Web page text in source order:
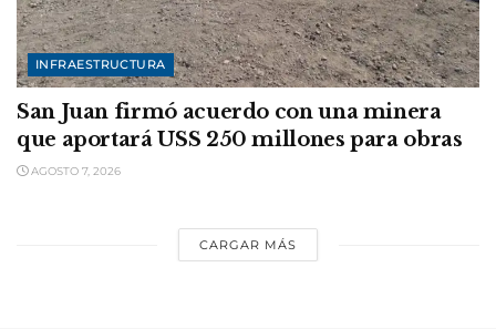
INFRAESTRUCTURA
San Juan firmó acuerdo con una minera
que aportará USS 250 millones para obras
AGOSTO 7, 2026
CARGAR MÁS